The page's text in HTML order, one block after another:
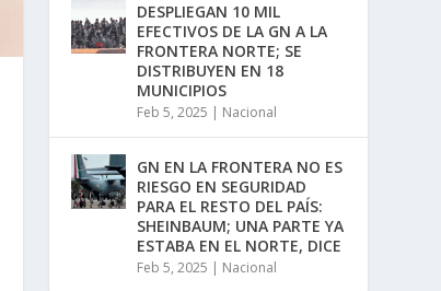
DESPLIEGAN 10 MIL
EFECTIVOS DE LA GN A LA
FRONTERA NORTE; SE
DISTRIBUYEN EN 18
MUNICIPIOS
Feb 5, 2025 | Nacional
GN EN LA FRONTERA NO ES
RIESGO EN SEGURIDAD
PARA EL RESTO DEL PAÍS:
SHEINBAUM; UNA PARTE YA
ESTABA EN EL NORTE, DICE
Feb 5, 2025 | Nacional